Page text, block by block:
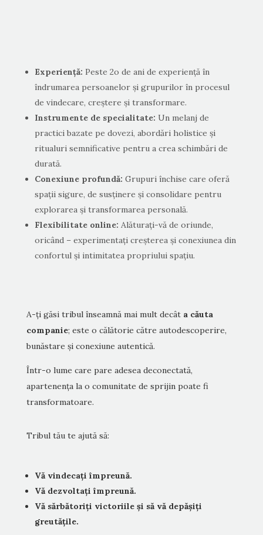
Experiență: Peste 2o de ani de experiență în
îndrumarea persoanelor și grupurilor în procesul
de vindecare, creștere și transformare.
Instrumente de specialitate: Un melanj de
practici bazate pe dovezi, abordări holistice și
ritualuri semnificative pentru a crea schimbări de
durată.
Conexiune profundă: Grupuri închise care oferă
spații sigure, de susținere și consolidare pentru
explorarea și transformarea personală.
Flexibilitate online: Alăturați-vă de oriunde,
oricând – experimentați creșterea și conexiunea din
confortul și intimitatea propriului spațiu.
A-ți găsi tribul înseamnă mai mult decât a căuta
companie; este o călătorie către autodescoperire,
bunăstare și conexiune autentică.
Într-o lume care pare adesea deconectată,
apartenența la o comunitate de sprijin poate fi
transformatoare.
Tribul tău te ajută să:
Vă vindecați împreună.
Vă dezvoltați împreună.
Vă sărbătoriți victoriile și să vă depășiți
greutățile.